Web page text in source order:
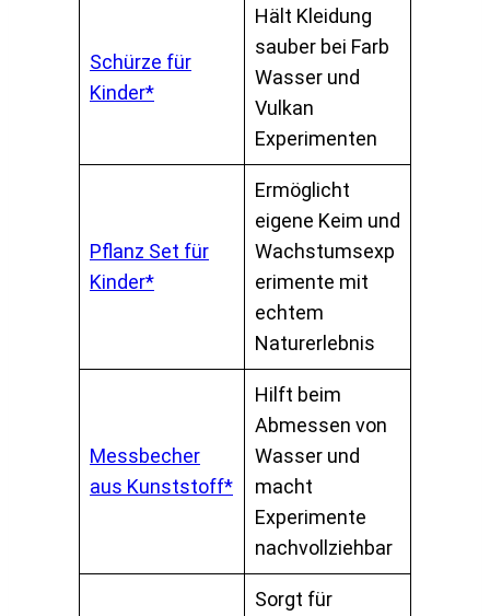
Schürze für
Kinder*
Hält Kleidung
sauber bei Farb
Wasser und
Vulkan
Experimenten
Pflanz Set für
Kinder*
Ermöglicht
eigene Keim und
Wachstumsexp
erimente mit
echtem
Naturerlebnis
Messbecher
aus Kunststoff*
Hilft beim
Abmessen von
Wasser und
macht
Experimente
nachvollziehbar
Sorgt für